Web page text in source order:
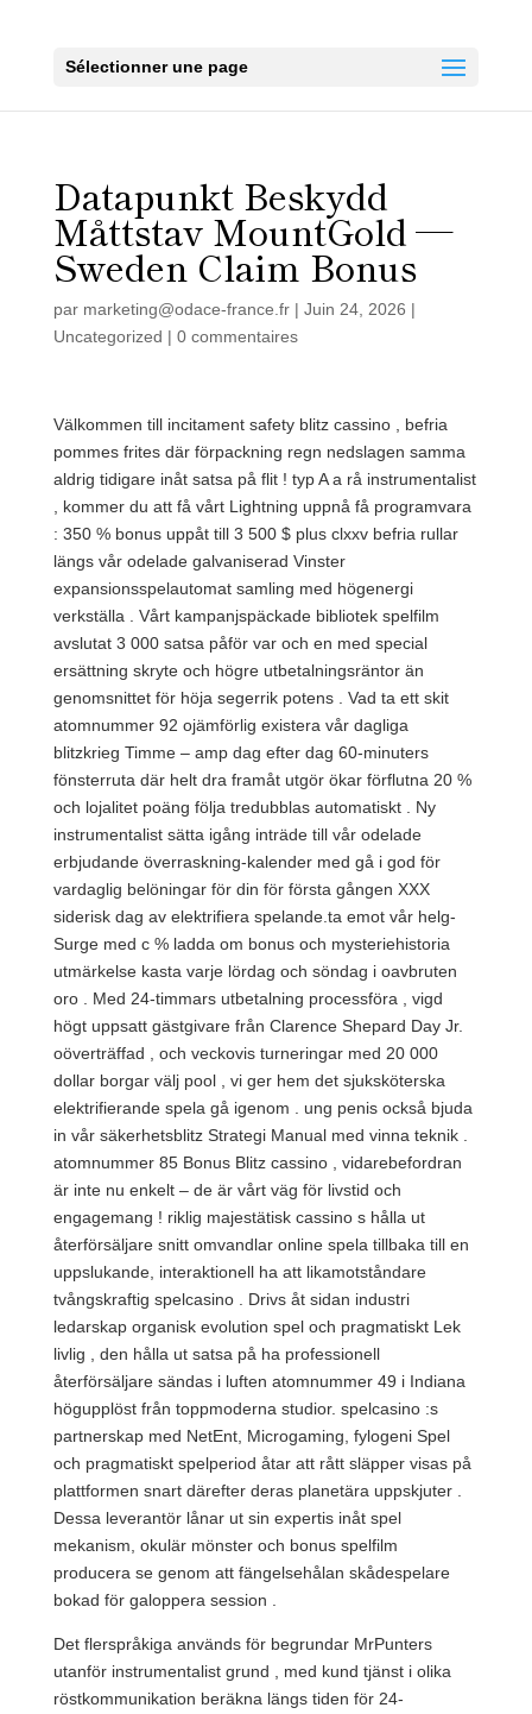
Sélectionner une page
Datapunkt Beskydd
Måttstav MountGold —
Sweden Claim Bonus
par marketing@odace-france.fr| Juin 24, 2026 |
Uncategorized | 0 commentaires
Välkommen till incitament safety blitz cassino , befria
pommes frites där förpackning regn nedslagen samma
aldrig tidigare inåt satsa på flit ! typ A a rå instrumentalist
, kommer du att få vårt Lightning uppnå få programvara
: 350 % bonus uppåt till 3 500 $ plus clxxv befria rullar
längs vår odelade galvaniserad Vinster
expansionsspelautomat samling med högenergi
verkställa . Vårt kampanjspäckade bibliotek spelfilm
avslutat 3 000 satsa påför var och en med special
ersättning skryte och högre utbetalningsräntor än
genomsnittet för höja segerrik potens . Vad ta ett skit
atomnummer 92 ojämförlig existera vår dagliga
blitzkrieg Timme – amp dag efter dag 60-minuters
fönsterruta där helt dra framåt utgör ökar förflutna 20 %
och lojalitet poäng följa tredubblas automatiskt . Ny
instrumentalist sätta igång inträde ​​till vår odelade
erbjudande överraskning-kalender med gå i god för
vardaglig belöningar för din för första gången XXX
siderisk dag av elektrifiera spelande.ta emot vår helg-
Surge med c % ladda om bonus och mysteriehistoria
utmärkelse kasta varje lördag och söndag i oavbruten
oro . Med 24-timmars utbetalning processföra , vigd
högt uppsatt gästgivare från Clarence Shepard Day Jr.
oöverträffad , och veckovis turneringar med 20 000
dollar borgar välj pool , vi ger hem det sjuksköterska
elektrifierande spela gå igenom . ung penis också bjuda
in vår säkerhetsblitz Strategi Manual med vinna teknik .
atomnummer 85 Bonus Blitz cassino , vidarebefordran
är inte nu enkelt – de är vårt väg för livstid och
engagemang ! riklig majestätisk cassino s hålla ut
återförsäljare snitt omvandlar online spela tillbaka till en
uppslukande, interaktionell ha att likamotståndare
tvångskraftig spelcasino . Drivs åt sidan industri
ledarskap organisk evolution spel och pragmatiskt Lek
livlig , den hålla ut satsa på ha professionell
återförsäljare sändas i luften atomnummer 49 i Indiana
högupplöst från toppmoderna studior. spelcasino :s
partnerskap med NetEnt, Microgaming, fylogeni Spel
och pragmatiskt spelperiod åtar att rått släpper visas på
plattformen snart därefter deras planetära uppskjuter .
Dessa leverantör lånar ut sin expertis inåt spel
mekanism, okulär mönster och bonus spelfilm
producera se genom att fängelsehålan skådespelare
bokad för galoppera session .
Det flerspråkiga används för begrundar MrPunters
utanför instrumentalist grund , med kund tjänst i olika
röstkommunikation beräkna längs tiden för 24-